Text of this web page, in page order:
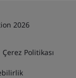
2026
Çerez Politikası